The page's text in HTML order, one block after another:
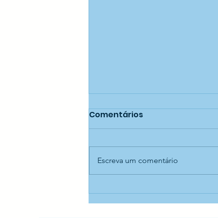
Educação longe das
telas — CEI Aníbal
Comentários
Escreva um comentário